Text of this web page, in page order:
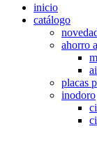
inicio
catálogo
ahorro
placas
inodoro